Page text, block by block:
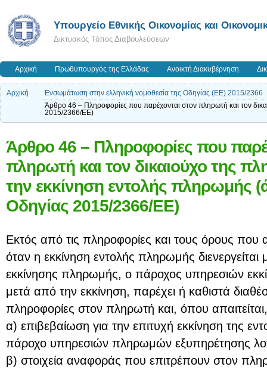
Υπουργείο Εθνικής Οικονομίας και
Δικτυακός Τόπος Διαβουλεύσεων
Αρχική Πρωθυπουργός της Ελλάδας Ανοικτή Διακυβέρνηση
Αρχική
Ενσωμάτωση στην ελληνική νομοθεσία της Οδηγίας (ΕΕ) 2015/2366
Άρθρο 46 – Πληροφορίες που παρέχονται στον πληρωτή και τον
2015/2366/ΕΕ)
Άρθρο 46 – Πληροφορίες που
πληρωτή και τον δικαιούχο της
την εκκίνηση εντολής πληρωμής
Οδηγίας 2015/2366/ΕΕ)
Εκτός από τις πληροφορίες και τους όρους που
όταν η εκκίνηση εντολής πληρωμής
εκκίνησης πληρωμής, ο πάροχος υπηρεσιών
μετά από την εκκίνηση, παρέχει ή καθιστά
πληροφορίες στον πληρωτή και, όπου
α) επιβεβαίωση για την επιτυχή εκκίνηση της
πάροχο υπηρεσιών πληρωμών εξυπηρέτησης
β) στοιχεία αναφοράς που επιτρέπουν στον